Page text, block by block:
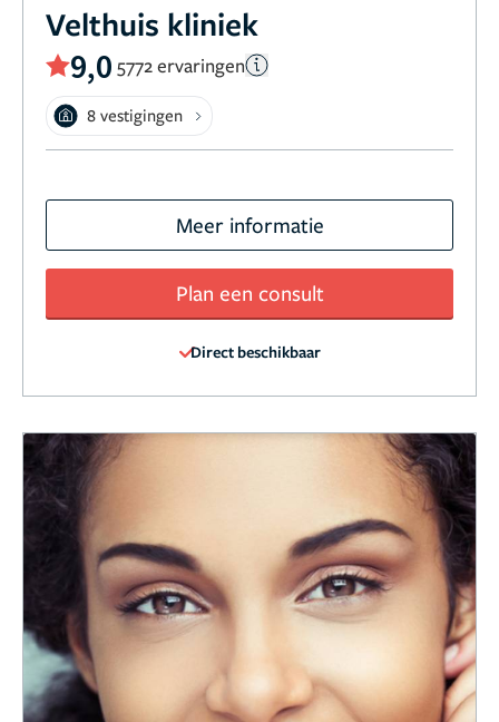
Velthuis kliniek
9,0 5772 ervaringen
8 vestigingen
Meer informatie
Plan een consult
Direct beschikbaar